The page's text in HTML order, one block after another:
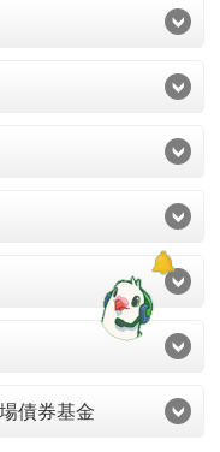
債券基金